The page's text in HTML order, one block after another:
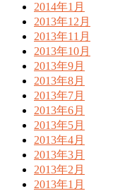
2014年1月
2013年12月
2013年11月
2013年10月
2013年9月
2013年8月
2013年7月
2013年6月
2013年5月
2013年4月
2013年3月
2013年2月
2013年1月